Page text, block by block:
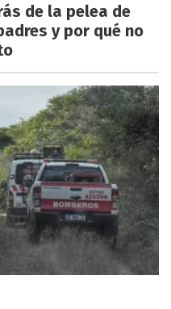
de la pelea de
y por qué no